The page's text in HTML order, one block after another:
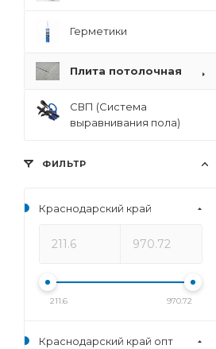
Герметики
Плита потолочная
СВП (Система
выравнивания пола)
ФИЛЬТР
Краснодарский край
211.6 970.72
Краснодарский край опт